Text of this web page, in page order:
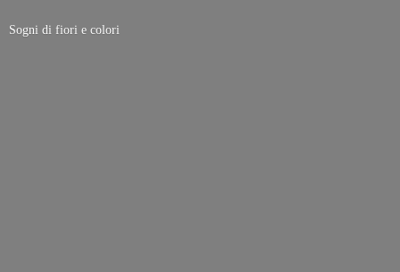
Sogni di fiori e colori